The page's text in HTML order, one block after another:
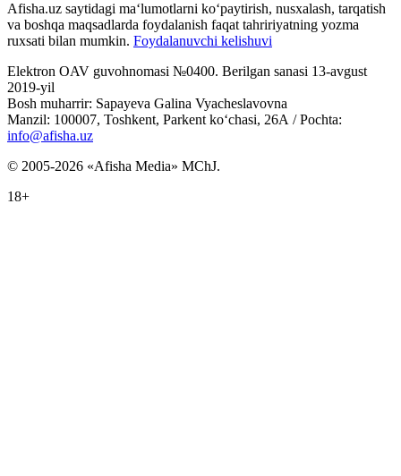
Afisha.uz saytidagi ma‘lumotlarni ko‘paytirish, nusxalash, tarqatish
va boshqa maqsadlarda foydalanish faqat tahririyatning yozma
ruxsati bilan mumkin. Foydalanuvchi kelishuvi
Elektron OAV guvohnomasi №0400. Berilgan sanasi 13-avgust
2019-yil
Bosh muharrir: Sapayeva Galina Vyacheslavovna
Manzil: 100007, Toshkent, Parkent ko‘chasi, 26А / Pochta:
info@afisha.uz
© 2005-2026 «Afisha Media» MChJ.
18+